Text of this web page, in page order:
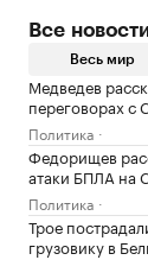
Все
Весь мир
Медведев
переговорах с
Политика
Федорищев
атаки БПЛА на
Политика
Трое
грузовику в